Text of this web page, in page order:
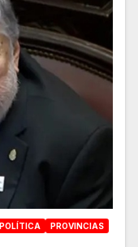
POLÍTICA
PROVINCIAS